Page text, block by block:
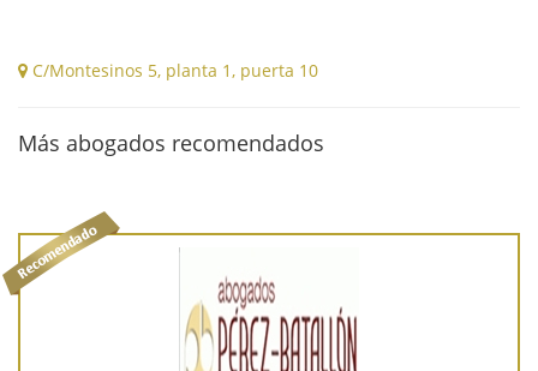
C/Montesinos 5, planta 1, puerta 10
Más abogados recomendados